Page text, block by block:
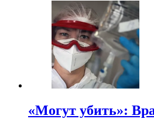
«Могут убить»: